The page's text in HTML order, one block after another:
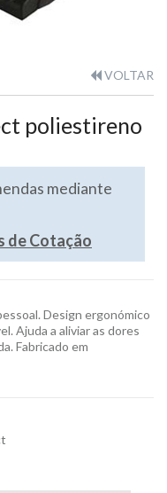
VOLTAR
poliestireno
mediante
de Cotação
Design ergonómico
Ajuda a aliviar as dores
Fabricado em